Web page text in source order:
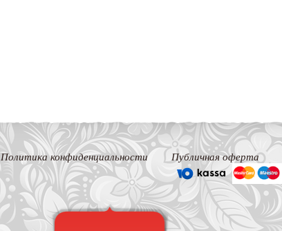
Политика конфиденциальности Публичная оферта